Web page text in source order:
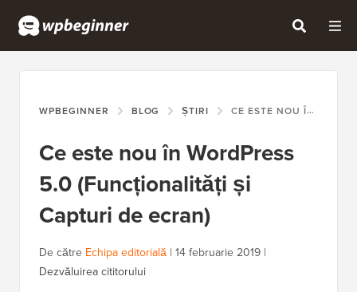
WPBEGINNER BLOG ȘTIRI CE ESTE NOU ÎN WORDPRESS 5.0 (FUNCȚIONALITĂȚI ȘI CAPTURI DE ECRAN)
Ce este nou în WordPress
5.0 (Funcționalități și
Capturi de ecran)
De către Echipa editorială | 14 februarie 2019 |
Dezvăluirea cititorului